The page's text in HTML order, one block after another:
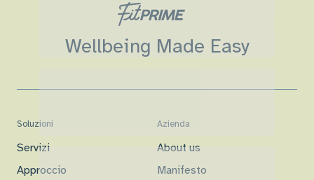
Wellbeing Made Easy
Soluzioni
Servizi
Approccio
Azienda
About us
Manifesto